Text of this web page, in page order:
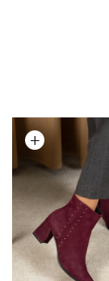
opções